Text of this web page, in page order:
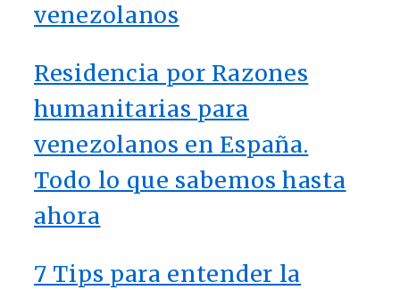
venezolanos
Residencia por Razones
humanitarias para
venezolanos en España.
Todo lo que sabemos hasta
ahora
7 Tips para entender la